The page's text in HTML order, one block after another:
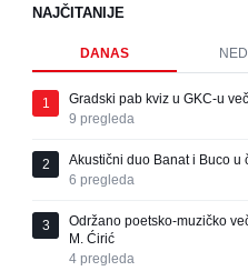
NAJČITANIJE
DANAS
1
Gradski pab kviz u GKC-u
9 pregleda
2
Akustični duo Banat i Buco u
6 pregleda
3
Održano poetsko-muzičko
M. Ćirić
4 pregleda